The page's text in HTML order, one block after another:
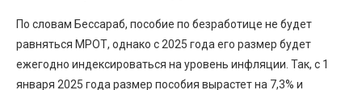
По словам Бессараб, пособие по безработице не будет
равняться МРОТ, однако с 2025 года его размер будет
ежегодно индексироваться на уровень инфляции. Так, с 1
января 2025 года размер пособия вырастет на 7,3% и